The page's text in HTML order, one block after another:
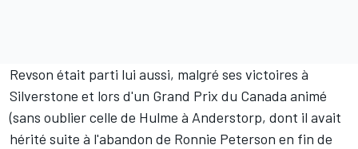
Revson était parti lui aussi, malgré ses victoires à
Silverstone et lors d'un Grand Prix du Canada animé
(sans oublier celle de Hulme à Anderstorp, dont il avait
hérité suite à l'abandon de Ronnie Peterson en fin de